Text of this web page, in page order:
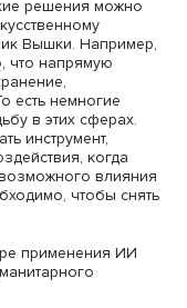
Романова. Для
ЦБ открыл
знаний
задач
привлечение в
рынок новых
такси: может
было построено в
и директор по